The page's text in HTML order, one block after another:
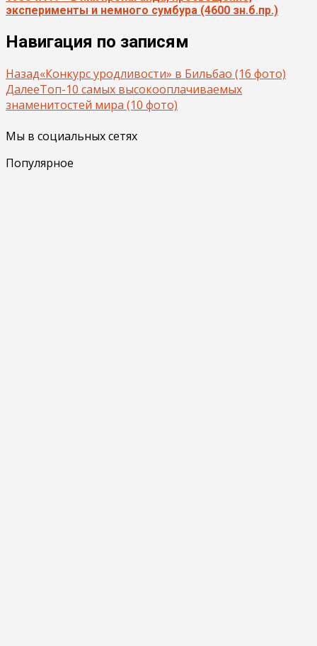
эксперименты и немного сумбура (4600 зн.б.пр.)
Навигация по записям
Назад«Конкурс уродливости» в Бильбао (16 фото)
ДалееТоп-10 самых высокооплачиваемых
знаменитостей мира (10 фото)
Мы в социальных сетях
Популярное